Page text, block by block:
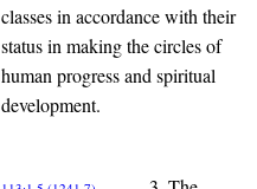
classes in accordance with their
status in making the circles of
human progress and spiritual
development.